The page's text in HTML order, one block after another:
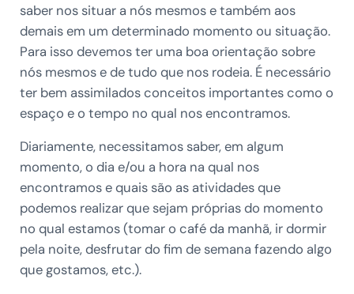
saber nos situar a nós mesmos e também aos
demais em um determinado momento ou situação.
Para isso devemos ter uma boa orientação sobre
nós mesmos e de tudo que nos rodeia. É necessário
ter bem assimilados conceitos importantes como o
espaço e o tempo no qual nos encontramos.
Diariamente, necessitamos saber, em algum
momento, o dia e/ou a hora na qual nos
encontramos e quais são as atividades que
podemos realizar que sejam próprias do momento
no qual estamos (tomar o café da manhã, ir dormir
pela noite, desfrutar do fim de semana fazendo algo
que gostamos, etc.).